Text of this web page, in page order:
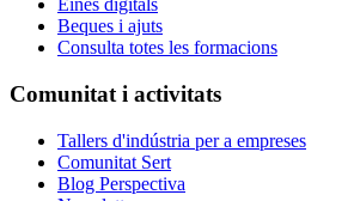
Eines digitals
Beques i ajuts
Consulta totes les formacions
Comunitat i activitats
Tallers d'indústria per a empreses
Comunitat Sert
Blog Perspectiva